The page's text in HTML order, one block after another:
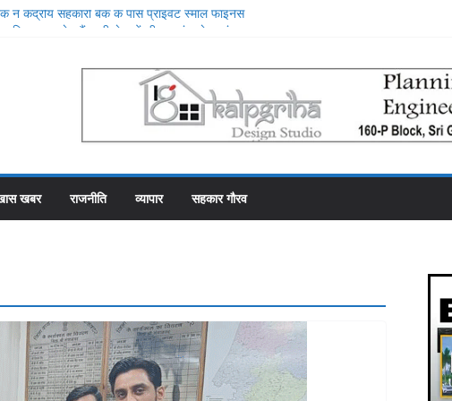
ने केंद्रीय सहकारी बैंक के पास प्राइवेट स्मॉल फाइनेंस
पर रहे सहकारी भंडार के पास कर्मचारियों को वेतन देने
फाका काट रहे 31 कर्मचारी
योजना में गड़बड़ी की एक और एजेंसी ने शुरू की जांच
महल में रोजगार उत्सव और मीडिया मैनेजमेंट
समिति व्यवस्थापकों की मिलीभगत से फसल बीमा में
खबर राजनीति व्यापार सहकार गौरव